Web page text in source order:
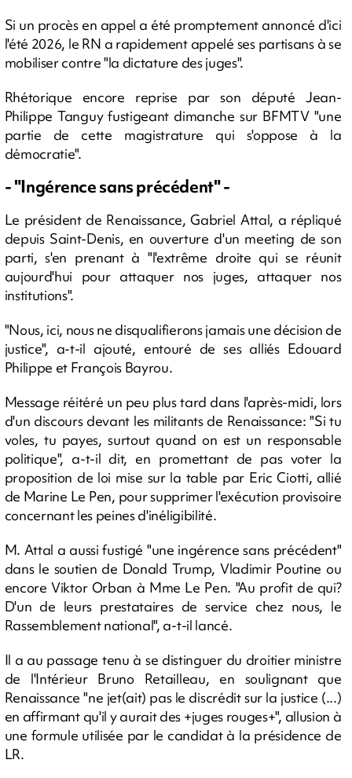
Si un procès en appel a été promptement annoncé d'ici
l'été 2026, le RN a rapidement appelé ses partisans à se
mobiliser contre "la dictature des juges".
Rhétorique encore reprise par son député Jean-
Philippe Tanguy fustigeant dimanche sur BFMTV "une
partie de cette magistrature qui s'oppose à la
démocratie".
- "Ingérence sans précédent" -
Le président de Renaissance, Gabriel Attal, a répliqué
depuis Saint-Denis, en ouverture d'un meeting de son
parti, s'en prenant à "l'extrême droite qui se réunit
aujourd'hui pour attaquer nos juges, attaquer nos
institutions".
"Nous, ici, nous ne disqualifierons jamais une décision de
justice", a-t-il ajouté, entouré de ses alliés Edouard
Philippe et François Bayrou.
Message réitéré un peu plus tard dans l'après-midi, lors
d'un discours devant les militants de Renaissance: "Si tu
voles, tu payes, surtout quand on est un responsable
politique", a-t-il dit, en promettant de pas voter la
proposition de loi mise sur la table par Eric Ciotti, allié
de Marine Le Pen, pour supprimer l'exécution provisoire
concernant les peines d'inéligibilité.
M. Attal a aussi fustigé "une ingérence sans précédent"
dans le soutien de Donald Trump, Vladimir Poutine ou
encore Viktor Orban à Mme Le Pen. "Au profit de qui?
D'un de leurs prestataires de service chez nous, le
Rassemblement national", a-t-il lancé.
Il a au passage tenu à se distinguer du droitier ministre
de l'Intérieur Bruno Retailleau, en soulignant que
Renaissance "ne jet(ait) pas le discrédit sur la justice (...)
en affirmant qu'il y aurait des +juges rouges+", allusion à
une formule utilisée par le candidat à la présidence de
LR.